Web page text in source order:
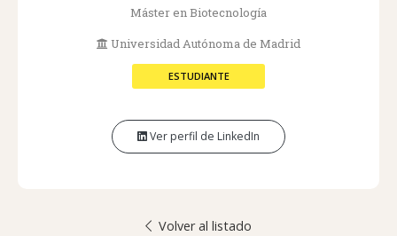
Máster en Biotecnología
Universidad Autónoma de Madrid
ESTUDIANTE
Ver perfil de LinkedIn
Volver al listado